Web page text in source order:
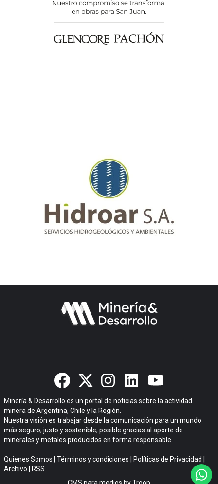
Minería & Desarrollo es un portal de noticias sobre la actividad
minera de Argentina, Chile y la Región.
Nuestra visión es trabajar desde la comunicación para un mundo
más seguro, justo y sostenible, posible gracias al aporte de
minerales y metales producidos en forma responsable.
Quienes Somos Términos y condiciones Políticas de Privacidad
Archivo
RSS